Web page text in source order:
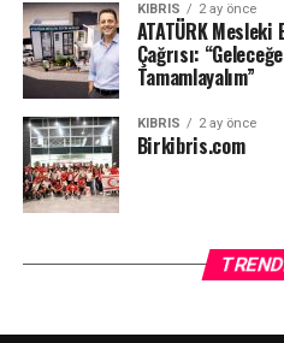
Ve şimdi biz Kıbrıslı
yaşamamız istenmektedir.
KIBRIS 2 ay önce
ATATÜRK
Çağrısı:
Tamamlayalım”
KIBRIS 2 ay önce
Birkibris.com